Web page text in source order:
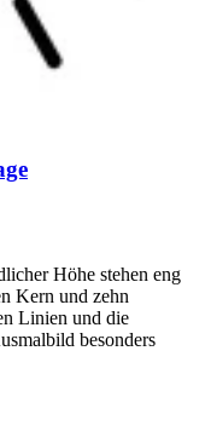
Höhe stehen eng
Kern und zehn
Linien und die
besonders